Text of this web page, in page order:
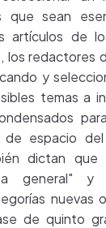
que sean
artículos de
los redactores
y
temas a
espacio
dictan
general" y
nuevas
de quinto